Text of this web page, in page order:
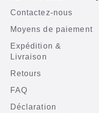
Contactez-nous
Moyens de paiement
Expédition &
Livraison
Retours
FAQ
Déclaration